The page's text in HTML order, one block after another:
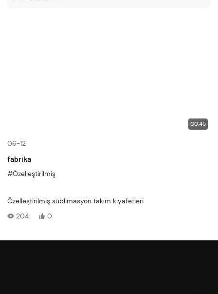
00:45
06-12
fabrika
#Özelleştirilmiş
Özelleştirilmiş süblimasyon takım kıyafetleri
204
0